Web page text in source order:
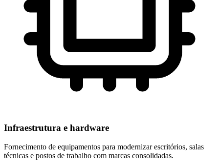
Infraestrutura e hardware
Fornecimento de equipamentos para modernizar escritórios, salas
técnicas e postos de trabalho com marcas consolidadas.